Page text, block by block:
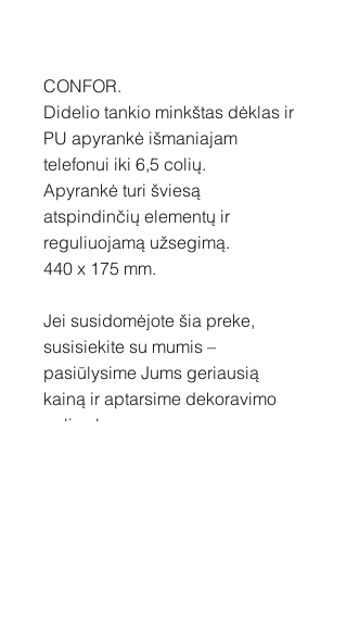
CONFOR.
Didelio tankio minkštas dėklas ir
PU apyrankė išmaniajam
telefonui iki 6,5 colių.
Apyrankė turi šviesą
atspindinčių elementų ir
reguliuojamą užsegimą.
440 x 175 mm.
Jei susidomėjote šia preke,
susisiekite su mumis –
pasiūlysime Jums geriausią
kainą ir aptarsime dekoravimo
galimybes.